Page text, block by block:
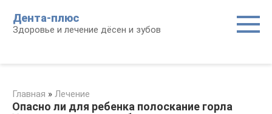
контенту
Дента-плюс
Здоровье и лечение дёсен и зубов
Главная » Лечение
Опасно ли для ребенка полоскание горла